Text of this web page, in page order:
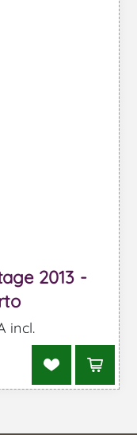
2013 -
incl.